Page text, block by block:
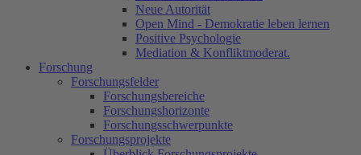
Neue Autorität
Open Mind - Demokratie leben lernen
Positive Psychologie
Mediation & Konfliktmoderat.
Forschung
Forschungsfelder
Forschungsbereiche
Forschungshorizonte
Forschungsschwerpunkte
Forschungsprojekte